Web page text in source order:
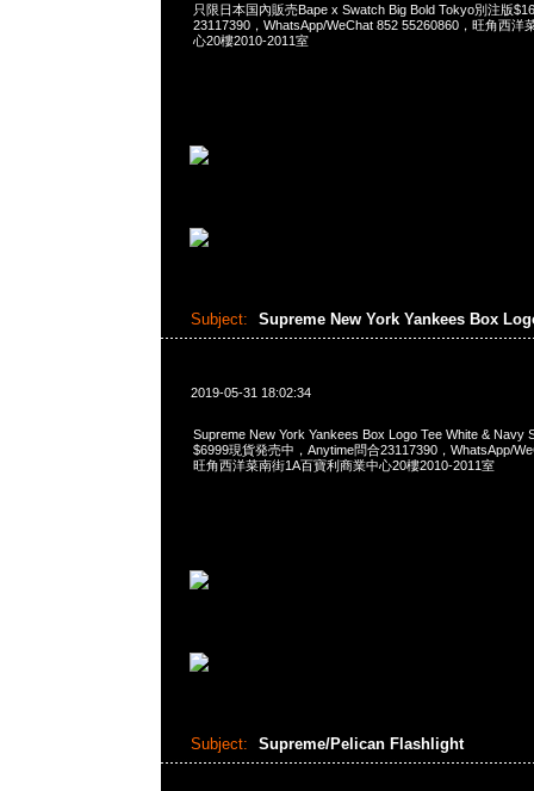
只限日本国內販売Bape x Swatch Big Bold Tokyo別注版
23117390，WhatsApp/WeChat 852 55260860，旺角西洋
心20樓2010-2011室
Subject: Supreme New York Yankees Box
2019-05-31 18:02:34
Supreme New York Yankees Box Logo Tee White & Navy
$6999現貨発売中，Anytime問合23117390，WhatsApp/
旺角西洋菜南街1A百寶利商業中心20樓2010-2011室
Subject: Supreme/Pelican Flashlight